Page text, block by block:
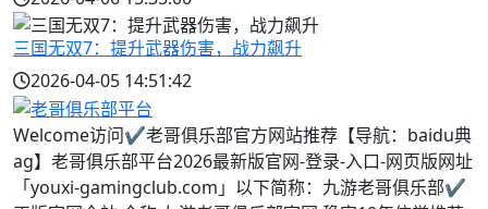
三国无双7：提升武器伤害，战力飙升
2026-04-05 14:51:42
Welcome访问✔老哥俱乐部官方网站推荐【导航：baidu典
ag】老哥俱乐部平台2026最新版官网-登录-入口-网页版网址
「youxi-gamingclub.com」以下简称：九游老哥俱乐部✔